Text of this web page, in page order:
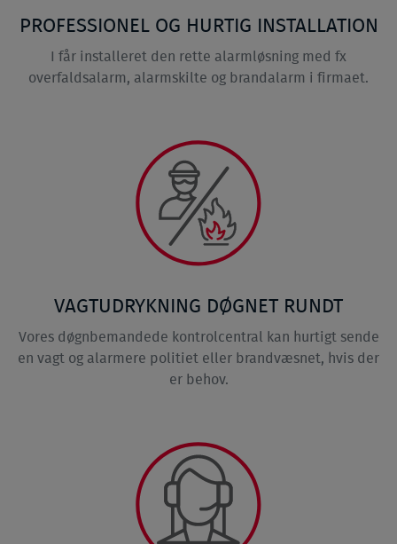
PROFESSIONEL OG HURTIG INSTALLATION
I får installeret den rette alarmløsning med fx
overfaldsalarm, alarmskilte og brandalarm i firmaet.
VAGTUDRYKNING DØGNET RUNDT
Vores døgnbemandede kontrolcentral kan hurtigt sende
en vagt og alarmere politiet eller brandvæsnet, hvis der
er behov.